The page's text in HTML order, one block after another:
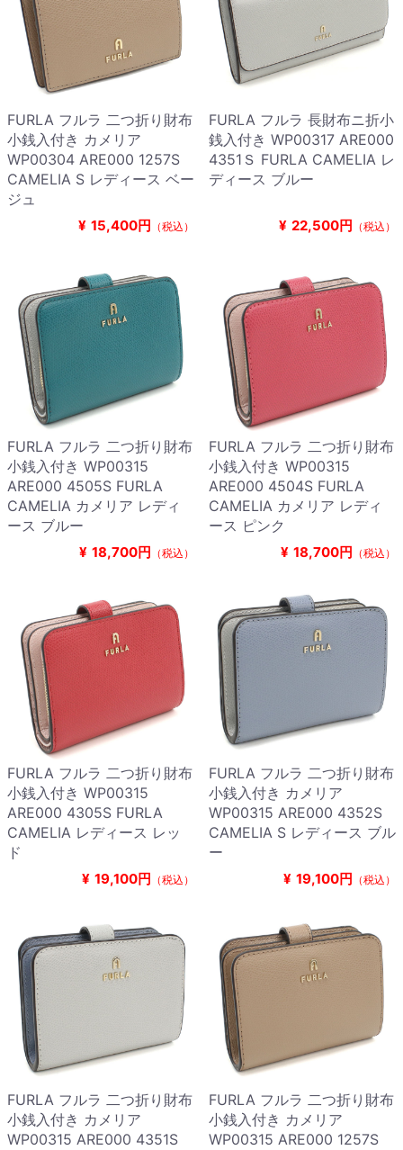
FURLA フルラ 二つ折り財布
小銭入付き カメリア
WP00304 ARE000 1257S
CAMELIA S レディース ベー
ジュ
¥ 15,400円 （税込）
FURLA フルラ 長財布ニ折小
銭入付き WP00317 ARE000
4351Ｓ FURLA CAMELIA レ
ディース ブルー
¥ 22,500円 （税込）
FURLA フルラ 二つ折り財布
小銭入付き WP00315
ARE000 4505S FURLA
CAMELIA カメリア レディ
ース ブルー
¥ 18,700円 （税込）
FURLA フルラ 二つ折り財布
小銭入付き WP00315
ARE000 4504S FURLA
CAMELIA カメリア レディ
ース ピンク
¥ 18,700円 （税込）
FURLA フルラ 二つ折り財布
小銭入付き WP00315
ARE000 4305S FURLA
CAMELIA レディース レッ
ド
¥ 19,100円 （税込）
FURLA フルラ 二つ折り財布
小銭入付き カメリア
WP00315 ARE000 4352S
CAMELIA S レディース ブル
ー
¥ 19,100円 （税込）
FURLA フルラ 二つ折り財布
小銭入付き カメリア
WP00315 ARE000 4351S
FURLA フルラ 二つ折り財布
小銭入付き カメリア
WP00315 ARE000 1257S